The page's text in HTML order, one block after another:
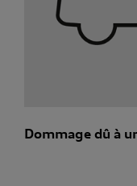
Dommage dû à